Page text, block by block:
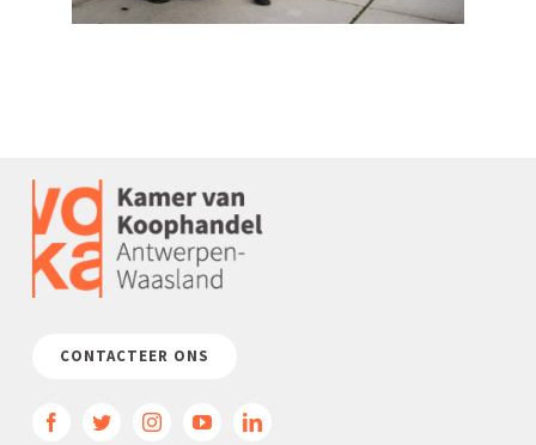
CONTACTEER ONS